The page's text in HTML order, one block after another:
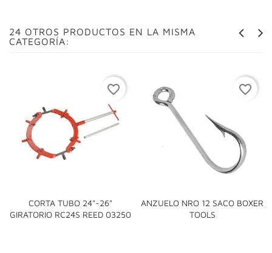
24 OTROS PRODUCTOS EN LA MISMA
CATEGORÍA:
CORTA TUBO 24"-26"
GIRATORIO RC24S REED 03250
favorite_border
ANZUELO NRO 12 SACO BOXER
TOOLS
favorite_border